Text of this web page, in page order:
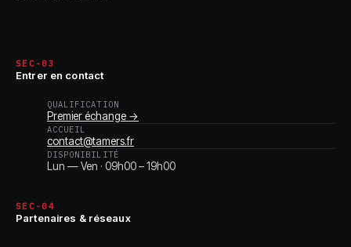
SEC-03
Entrer en contact
QUALIFICATION
Premier échange →
ACCUEIL
contact@tamers.fr
DISPONIBILITÉ
Lun — Ven · 09h00 – 19h00
SEC-04
Partenaires & réseaux